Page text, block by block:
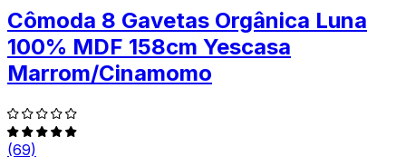
Cômoda 8 Gavetas Orgânica Luna
100% MDF 158cm Yescasa
Marrom/Cinamomo
(69)